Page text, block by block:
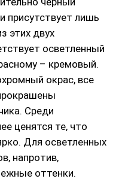
присутствует лишь
этих двух
осветленный
– кремовый.
окрас, все
Среди
ценятся те, что
Для осветленных
напротив,
оттенки.